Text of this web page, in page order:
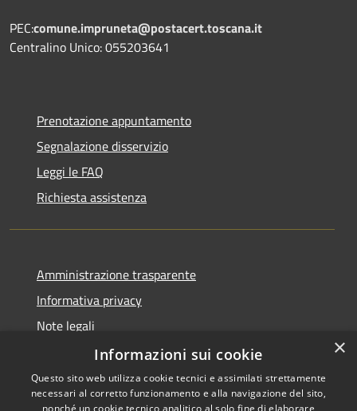
PEC:comune.impruneta@postacert.toscana.it
Centralino Unico: 055203641
Prenotazione appuntamento
Segnalazione disservizio
Leggi le FAQ
Richiesta assistenza
Amministrazione trasparente
Informativa privacy
Note legali
Dichiarazione di accessibilità
×
Informazioni sui cookie
Questo sito web utilizza cookie tecnici e assimilati strettamente
necessari al corretto funzionamento e alla navigazione del sito,
nonché un cookie tecnico analitico al solo fine di elaborare